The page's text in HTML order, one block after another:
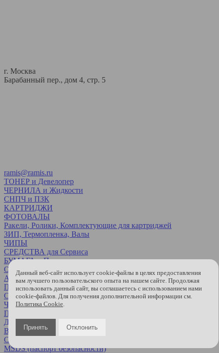
г. Москва
Барабанный пер., дом 4, стр. 5
ramis@ramis.ru
ТОНЕР и Девелопер
ЧЕРНИЛА и Жидкости
СНПЧ и ПЗК
КАРТРИДЖИ
ФОТОВАЛЫ
Ракели, Ролики, Комплектующие для картриджей
ЗИП, Термопленка, Валы
ЧИПЫ
СРЕДСТВА для Сервиса
БУМАГА и Пленка
О компании
Акции
Партнеры
Статьи
Черный список
Прайс
Доставка
Возврат и обмен
Сертификаты
MSDS (паспорт безопасности)
Данный веб-сайт использует cookie-файлы в целях предоставления
вам лучшего пользовательского опыта на нашем сайте. Продолжая
использовать данный сайт, вы соглашаетесь с использованием нами
cookie-файлов. Для получения дополнительной информации см.
Политика Cookie.
Принять Отклонить